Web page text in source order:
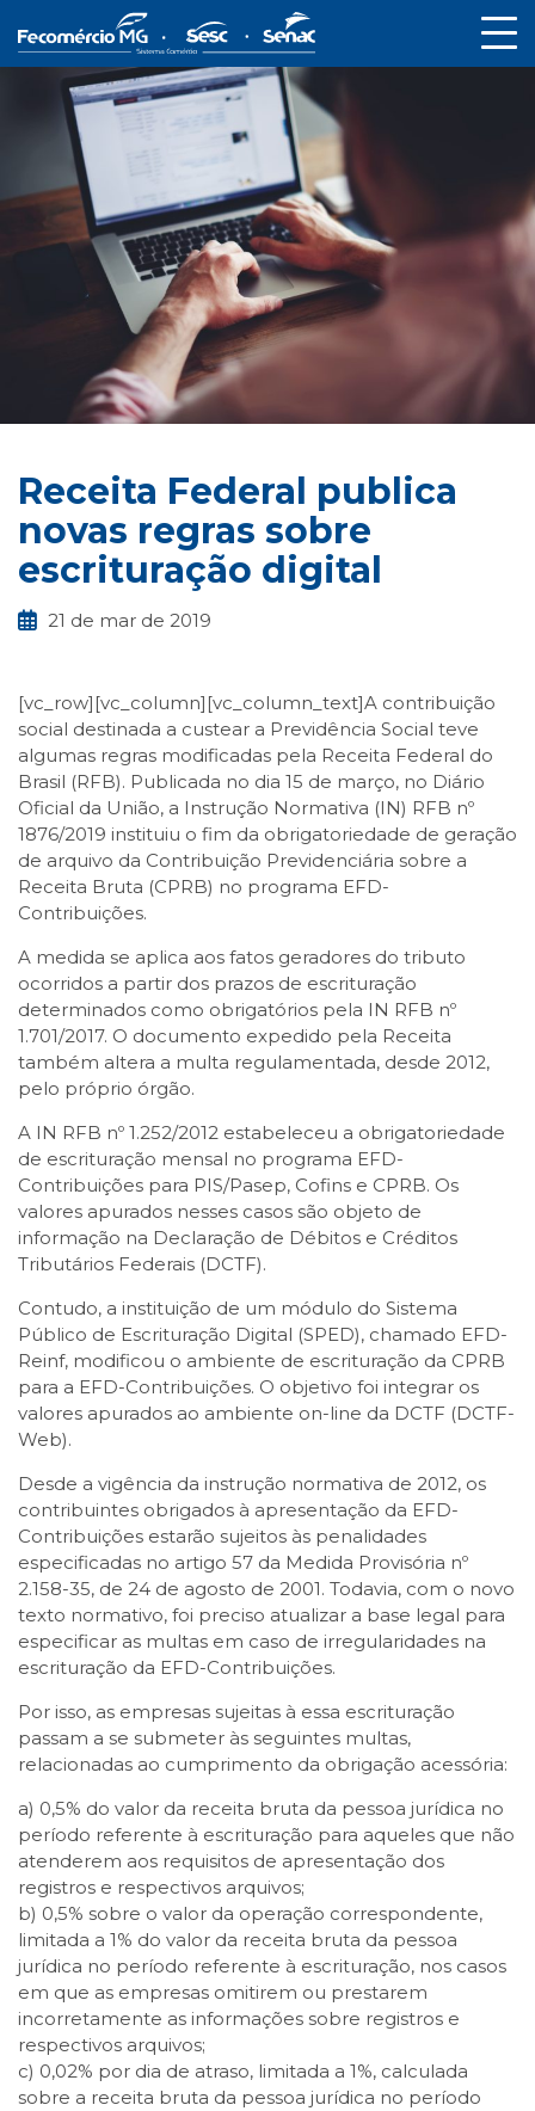
Receita Federal publica
novas regras sobre
escrituração digital
21 de mar de 2019
[vc_row][vc_column][vc_column_text]A contribuição
social destinada a custear a Previdência Social teve
algumas regras modificadas pela Receita Federal do
Brasil (RFB). Publicada no dia 15 de março, no Diário
Oficial da União, a Instrução Normativa (IN) RFB nº
1876/2019 instituiu o fim da obrigatoriedade de geração
de arquivo da Contribuição Previdenciária sobre a
Receita Bruta (CPRB) no programa EFD-
Contribuições.
A medida se aplica aos fatos geradores do tributo
ocorridos a partir dos prazos de escrituração
determinados como obrigatórios pela IN RFB nº
1.701/2017. O documento expedido pela Receita
também altera a multa regulamentada, desde 2012,
pelo próprio órgão.
A IN RFB nº 1.252/2012 estabeleceu a obrigatoriedade
de escrituração mensal no programa EFD-
Contribuições para PIS/Pasep, Cofins e CPRB. Os
valores apurados nesses casos são objeto de
informação na Declaração de Débitos e Créditos
Tributários Federais (DCTF).
Contudo, a instituição de um módulo do Sistema
Público de Escrituração Digital (SPED), chamado EFD-
Reinf, modificou o ambiente de escrituração da CPRB
para a EFD-Contribuições. O objetivo foi integrar os
valores apurados ao ambiente on-line da DCTF (DCTF-
Web).
Desde a vigência da instrução normativa de 2012, os
contribuintes obrigados à apresentação da EFD-
Contribuições estarão sujeitos às penalidades
especificadas no artigo 57 da Medida Provisória nº
2.158-35, de 24 de agosto de 2001. Todavia, com o novo
texto normativo, foi preciso atualizar a base legal para
especificar as multas em caso de irregularidades na
escrituração da EFD-Contribuições.
Por isso, as empresas sujeitas à essa escrituração
passam a se submeter às seguintes multas,
relacionadas ao cumprimento da obrigação acessória:
a) 0,5% do valor da receita bruta da pessoa jurídica no
período referente à escrituração para aqueles que não
atenderem aos requisitos de apresentação dos
registros e respectivos arquivos;
b) 0,5% sobre o valor da operação correspondente,
limitada a 1% do valor da receita bruta da pessoa
jurídica no período referente à escrituração, nos casos
em que as empresas omitirem ou prestarem
incorretamente as informações sobre registros e
respectivos arquivos;
c) 0,02% por dia de atraso, limitada a 1%, calculada
sobre a receita bruta da pessoa jurídica no período